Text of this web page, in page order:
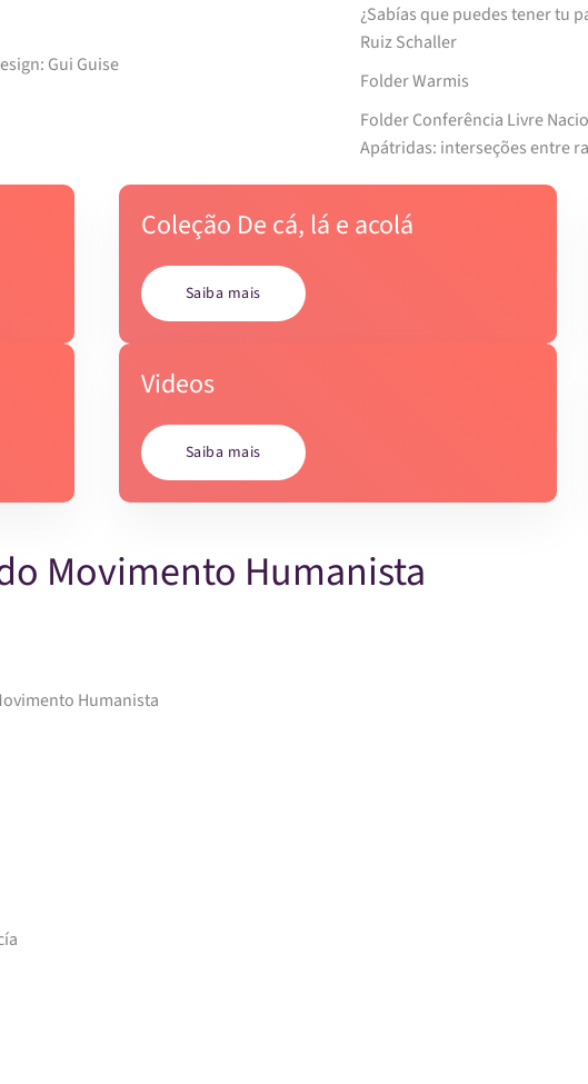
Gui Guise
¿Sabías que puedes tener tu parto en una
Ruiz Schaller
Folder Warmis
Folder Conferência Livre
Apátridas: interseções entre
Coleção De cá, lá e acolá
Saiba mais
Videos
Saiba mais
Movimento Humanista
Humanista